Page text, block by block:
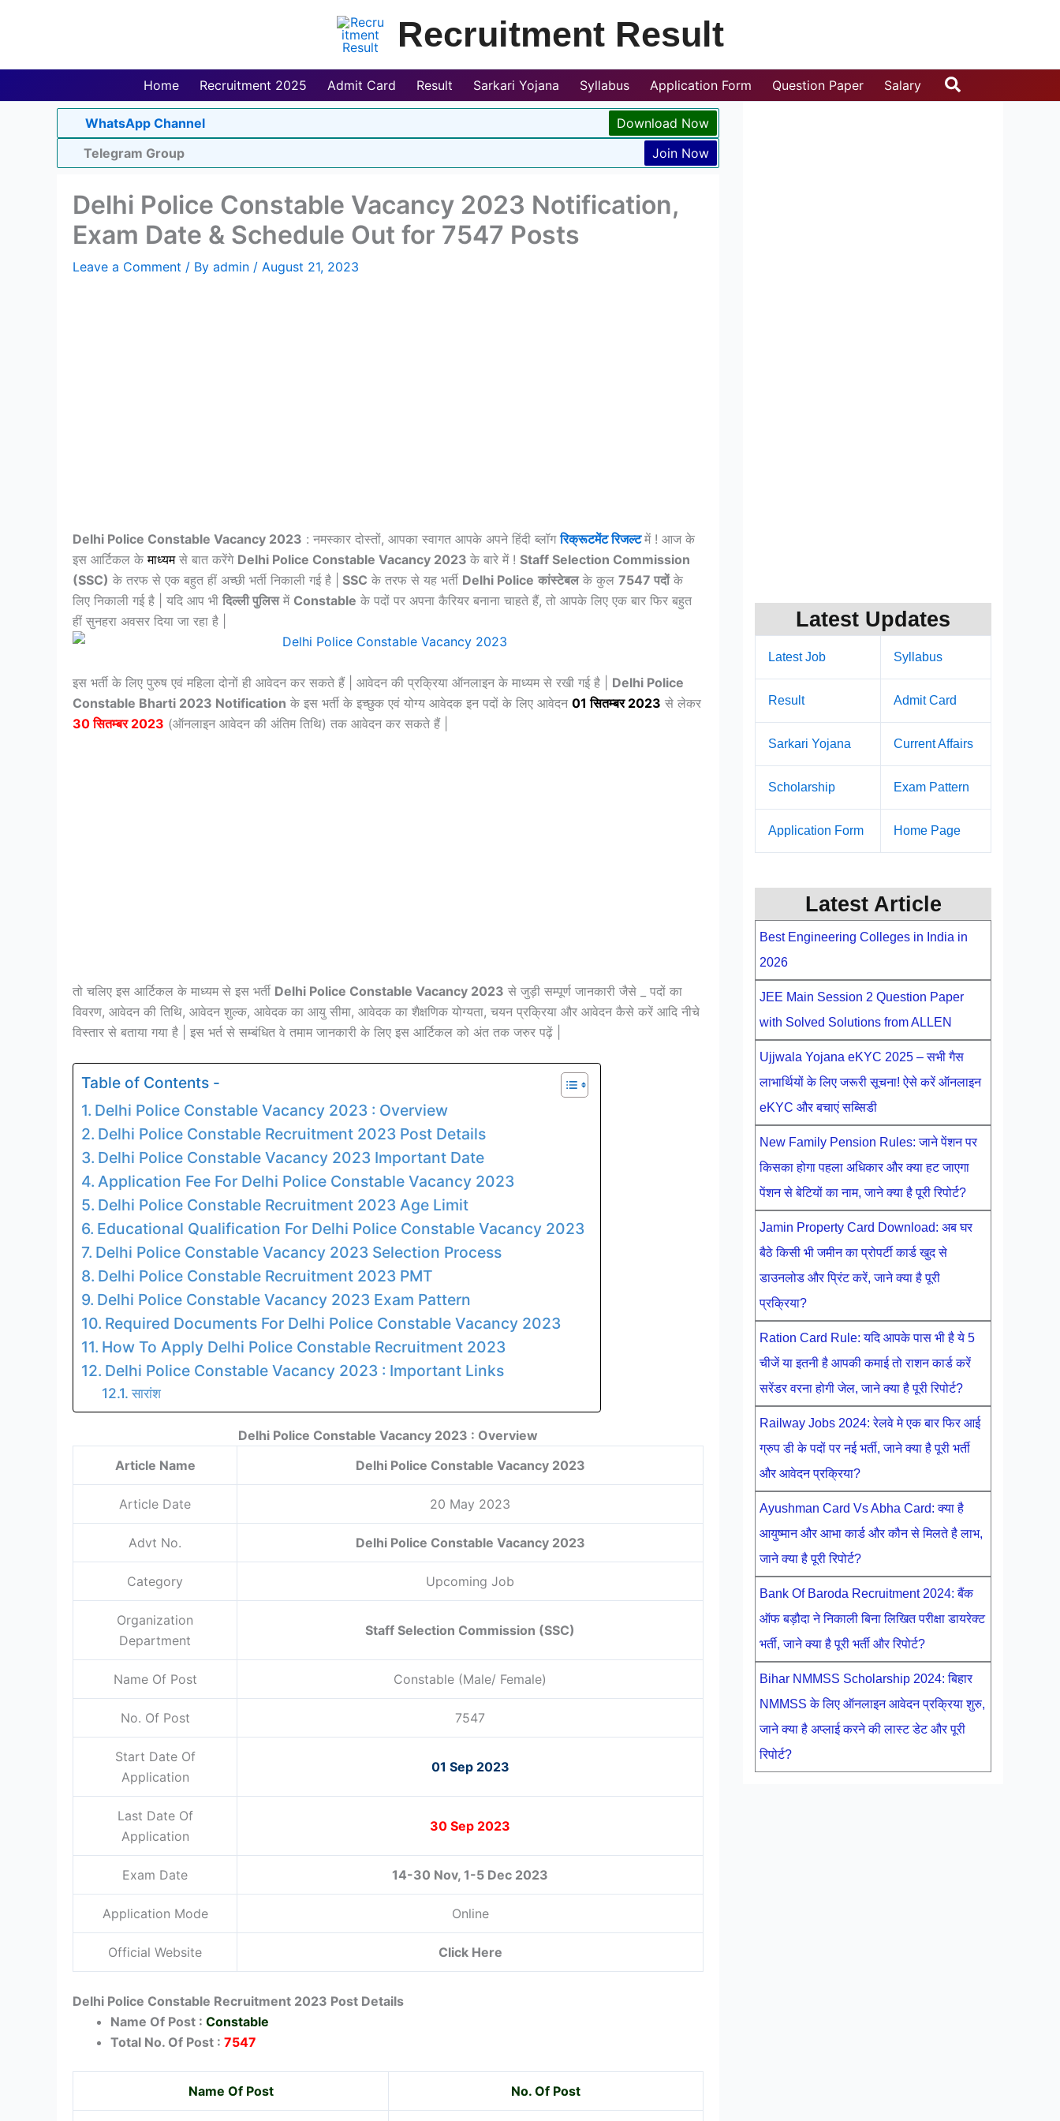
Recruitment Result
Home Recruitment 2025 Admit Card Result Sarkari Yojana Syllabus Application Form Question Paper Salary Search
WhatsApp Channel
Download Now
Telegram Group
Join Now
Delhi Police Constable Vacancy 2023 Notification,
Exam Date & Schedule Out for 7547 Posts
Leave a Comment / By admin / August 21, 2023
Delhi Police Constable Vacancy 2023 : नमस्कार दोस्तों, आपका स्वागत आपके अपने हिंदी ब्लॉगरिक्रूटमेंट रिजल्टमें ! आज के
इस आर्टिकल के माध्यम से बात करेंगे Delhi Police Constable Vacancy 2023 के बारे में ! Staff Selection Commission
(SSC) के तरफ से एक बहुत हीं अच्छी भर्ती निकाली गई है | SSC के तरफ से यह भर्ती Delhi Police कांस्टेबलके कुल 7547 पदोंके
लिए निकाली गई है | यदि आप भी दिल्ली पुलिसमें Constable के पदों पर अपना कैरियर बनाना चाहते हैं, तो आपके लिए एक बार फिर बहुत
हीं सुनहरा अवसर दिया जा रहा है |
इस भर्ती के लिए पुरुष एवं महिला दोनों ही आवेदन कर सकते हैं | आवेदन की प्रक्रिया ऑनलाइन के माध्यम से रखी गई है | Delhi Police
Constable Bharti 2023 Notification के इस भर्ती के इच्छुक एवं योग्य आवेदक इन पदों के लिए आवेदन 01 सितम्बर 2023 से लेकर
30 सितम्बर 2023 (ऑनलाइन आवेदन की अंतिम तिथि) तक आवेदन कर सकते हैं |
तो चलिए इस आर्टिकल के माध्यम से इस भर्ती Delhi Police Constable Vacancy 2023 से जुड़ी सम्पूर्ण जानकारी जैसे _ पदों का
विवरण, आवेदन की तिथि, आवेदन शुल्क, आवेदक का आयु सीमा, आवेदक का शैक्षणिक योग्यता, चयन प्रक्रिया और आवेदन कैसे करें आदि नीचे
विस्तार से बताया गया है | इस भर्त से सम्बंधित वे तमाम जानकारी के लिए इस आर्टिकल को अंत तक जरुर पढ़ें |
Table of Contents -
Delhi Police Constable Vacancy 2023 : Overview
Delhi Police Constable Recruitment 2023 Post Details
Delhi Police Constable Vacancy 2023 Important Date
Application Fee For Delhi Police Constable Vacancy 2023
Delhi Police Constable Recruitment 2023 Age Limit
Educational Qualification For Delhi Police Constable Vacancy 2023
Delhi Police Constable Vacancy 2023 Selection Process
Delhi Police Constable Recruitment 2023 PMT
Delhi Police Constable Vacancy 2023 Exam Pattern
Required Documents For Delhi Police Constable Vacancy 2023
How To Apply Delhi Police Constable Recruitment 2023
Delhi Police Constable Vacancy 2023 : Important Links
सारांश
Delhi Police Constable Vacancy 2023 : Overview
Article Name
Delhi Police Constable Vacancy 2023
Article Date 20 May 2023
Advt No. Delhi Police Constable Vacancy 2023
Category Upcoming Job
Organization
Department
Staff Selection Commission (SSC)
Name Of Post Constable (Male/ Female)
No. Of Post 7547
Start Date Of
Application
01 Sep 2023
Last Date Of
Application
30 Sep 2023
Exam Date 14-30 Nov, 1-5 Dec 2023
Application Mode Online
Official Website Click Here
Delhi Police Constable Recruitment 2023 Post Details
Name Of Post : Constable
Total No. Of Post : 7547
Name Of Post No. Of Post
Latest Updates
Latest Job Syllabus
Result Admit Card
Sarkari Yojana Current Affairs
Scholarship Exam Pattern
Application Form Home Page
Latest Article
Best Engineering Colleges in India in
2026
JEE Main Session 2 Question Paper
with Solved Solutions from ALLEN
Ujjwala Yojana eKYC 2025 – सभी गैस
लाभार्थियों के लिए जरूरी सूचना! ऐसे करें ऑनलाइन
eKYC और बचाएं सब्सिडी
New Family Pension Rules: जाने पेंशन पर
किसका होगा पहला अधिकार और क्या हट जाएगा
पेंशन से बेटियों का नाम, जाने क्या है पूरी रिपोर्ट?
Jamin Property Card Download: अब घर
बैठे किसी भी जमीन का प्रोपर्टी कार्ड खुद से
डाउनलोड और प्रिंट करें, जाने क्या है पूरी
प्रक्रिया?
Ration Card Rule: यदि आपके पास भी है ये 5
चीजें या इतनी है आपकी कमाई तो राशन कार्ड करें
सरेंडर वरना होगी जेल, जाने क्या है पूरी रिपोर्ट?
Railway Jobs 2024: रेलवे मे एक बार फिर आई
ग्रुप डी के पदों पर नई भर्ती, जाने क्या है पूरी भर्ती
और आवेदन प्रक्रिया?
Ayushman Card Vs Abha Card: क्या है
आयुष्मान और आभा कार्ड और कौन से मिलते है लाभ,
जाने क्या है पूरी रिपोर्ट?
Bank Of Baroda Recruitment 2024: बैंक
ऑफ बड़ौदा ने निकाली बिना लिखित परीक्षा डायरेक्ट
भर्ती, जाने क्या है पूरी भर्ती और रिपोर्ट?
Bihar NMMSS Scholarship 2024: बिहार
NMMSS के लिए ऑनलाइन आवेदन प्रक्रिया शुरु,
जाने क्या है अप्लाई करने की लास्ट डेट और पूरी
रिपोर्ट?